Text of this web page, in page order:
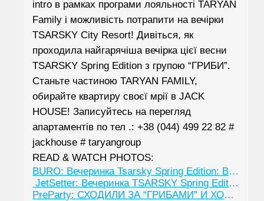
intro в рамках програми лояльності TARYAN
Family і можливість потрапити на вечірки
TSARSKY City Resort! Дивіться, як
проходила найгарячіша вечірка цієї весни
TSARSKY Spring Edition з групою “ГРИБИ”.
Станьте частиною TARYAN FAMILY,
обирайте квартиру своєї мрії в JACK
HOUSE! Записуйтесь на перегляд
апартаментів по тел .: +38 (044) 499 22 82 #
jackhouse # taryangroup
READ & WATCH PHOTOS:
BURO: Вечеринка Tsarsky Spring Edition: Все танцуют под “Грибы”
JetSetter: Вечеринка TSARSKY Spring Edition
PreParty: СХОДИЛИ ЗА “ГРИБАМИ” И ХОРОШИМ НАСТРОЕНИЕМ НА ВЕЧЕРИНКУ TSARSKY SPRING EDITION